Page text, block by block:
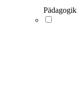
Pädagogik